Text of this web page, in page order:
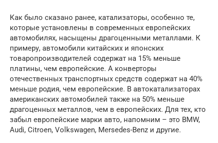
Как было сказано ранее, катализаторы, особенно те,
которые установлены в современных европейских
автомобилях, насыщены драгоценными металлами. К
примеру, автомобили китайских и японских
товаропроизводителей содержат на 15% меньше
платины, чем европейские. А конверторы
отечественных транспортных средств содержат на 40%
меньше родия, чем европейские. В автокатализаторах
американских автомобилей также на 50% меньше
драгоценных металлов, чем в европейских. Для тех, кто
забыл европейские марки авто, напомним – это BMW,
Audi, Citroen, Volkswagen, Mersedes-Benz и другие.